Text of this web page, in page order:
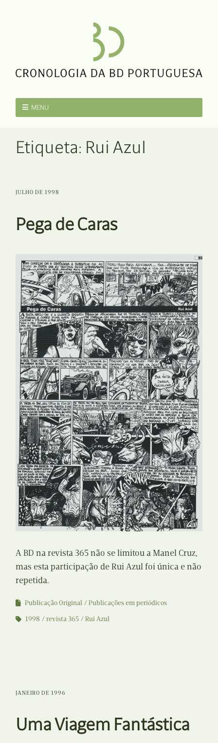
MENU
Etiqueta: Rui Azul
JULHO DE 1998
Pega de Caras
A BD na revista 365 não se limitou a Manel Cruz,
mas esta participação de Rui Azul foi única e não
repetida.
Publicação Original
Publicações em periódicos
1998
revista 365 Rui Azul
JANEIRO DE 1996
Uma Viagem Fantástica